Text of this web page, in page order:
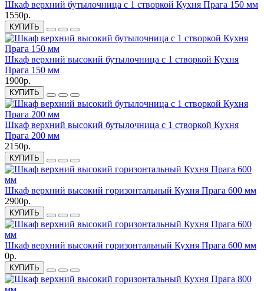
Шкаф верхний бутылочница с 1 створкой Кухня Прага 150 мм
1550р.
КУПИТЬ
Шкаф верхний высокий бутылочница с 1 створкой Кухня
Прага 150 мм
1900р.
КУПИТЬ
Шкаф верхний высокий бутылочница с 1 створкой Кухня
Прага 200 мм
2150р.
КУПИТЬ
Шкаф верхний высокий горизонтальный Кухня Прага 600 мм
2900р.
КУПИТЬ
Шкаф верхний высокий горизонтальный Кухня Прага 600 мм
0р.
КУПИТЬ